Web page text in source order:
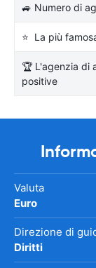
🚙 Numero di
⭐ La più
🏆 L'agenzia di
positive
Valuta
Euro
Direzione di
Diritti